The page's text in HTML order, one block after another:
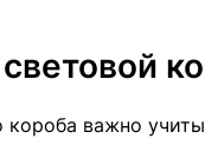
важно